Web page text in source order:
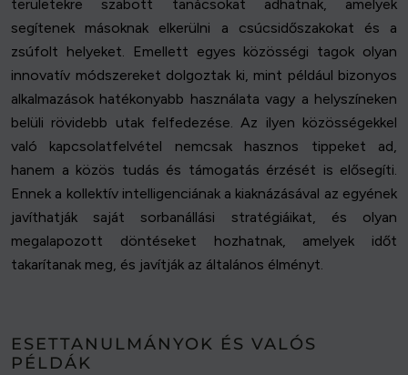
területekre szabott tanácsokat adhatnak, amelyek
segítenek másoknak elkerülni a csúcsidőszakokat és a
zsúfolt helyeket. Emellett egyes közösségi tagok olyan
innovatív módszereket dolgoztak ki, mint például bizonyos
alkalmazások hatékonyabb használata vagy a helyszíneken
belüli rövidebb utak felfedezése. Az ilyen közösségekkel
való kapcsolatfelvétel nemcsak hasznos tippeket ad,
hanem a közös tudás és támogatás érzését is elősegíti.
Ennek a kollektív intelligenciának a kiaknázásával az egyének
javíthatják saját sorbanállási stratégiáikat, és olyan
megalapozott döntéseket hozhatnak, amelyek időt
takarítanak meg, és javítják az általános élményt.
ESETTANULMÁNYOK ÉS VALÓS
PÉLDÁK